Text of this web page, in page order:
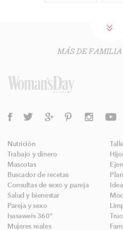
MÁS DE
Nutrición
Trabajo y dinero
Mascotas
Buscador de recetas
Consultas de sexo y pareja
Salud y bienestar
Pareja y sexo
Isasaweis 360º
Mujeres reales